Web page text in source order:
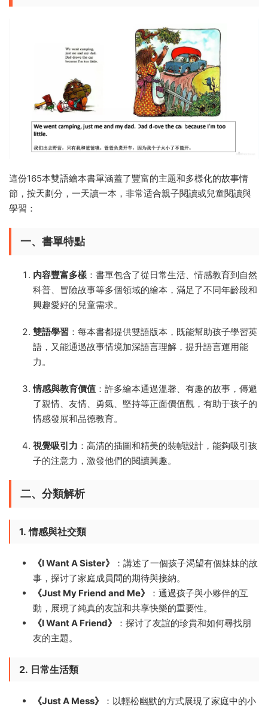
這份165本雙語繪本書單涵蓋了豐富的主題和多樣化的故事情
節，按天劃分，一天讀一本，非常适合親子閱讀或兒童閱讀與
學習：
一、書單特點
内容豐富多樣 ：書單包含了從日常生活、情感教育到自然
科普、冒險故事等多個領域的繪本，滿足了不同年齡段和
興趣愛好的兒童需求。
雙語學習 ：每本書都提供雙語版本，既能幫助孩子學習英
語，又能通過故事情境加深語言理解，提升語言運用能
力。
情感與教育價值 ：許多繪本通過溫馨、有趣的故事，傳遞
了親情、友情、勇氣、堅持等正面價值觀，有助于孩子的
情感發展和品德教育。
視覺吸引力 ：高清的插圖和精美的裝幀設計，能夠吸引孩
子的注意力，激發他們的閱讀興趣。
二、分類解析
1.情感與社交類
《I Want A Sister》
：講述了一個孩子渴望有個妹妹的故
事，探讨了家庭成員間的期待與接納。
《Just My Friend and Me》
：通過孩子與小夥伴的互
動，展現了純真的友誼和共享快樂的重要性。
《I Want A Friend》
：探讨了友誼的珍貴和如何尋找朋
友的主題。
2. 日常生活類
《Just A Mess》
：以輕松幽默的方式展現了家庭中的小